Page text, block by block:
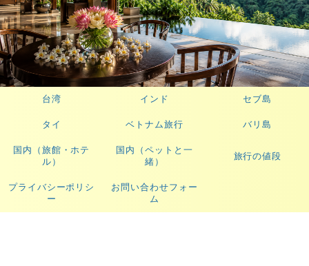
台湾 インド セブ島
タイ ベトナム旅行 バリ島
国内（旅館・ホテ
ル）
国内（ペットと一
緒）
旅行の値段
プライバシーポリシ
ー
お問い合わせフォー
ム